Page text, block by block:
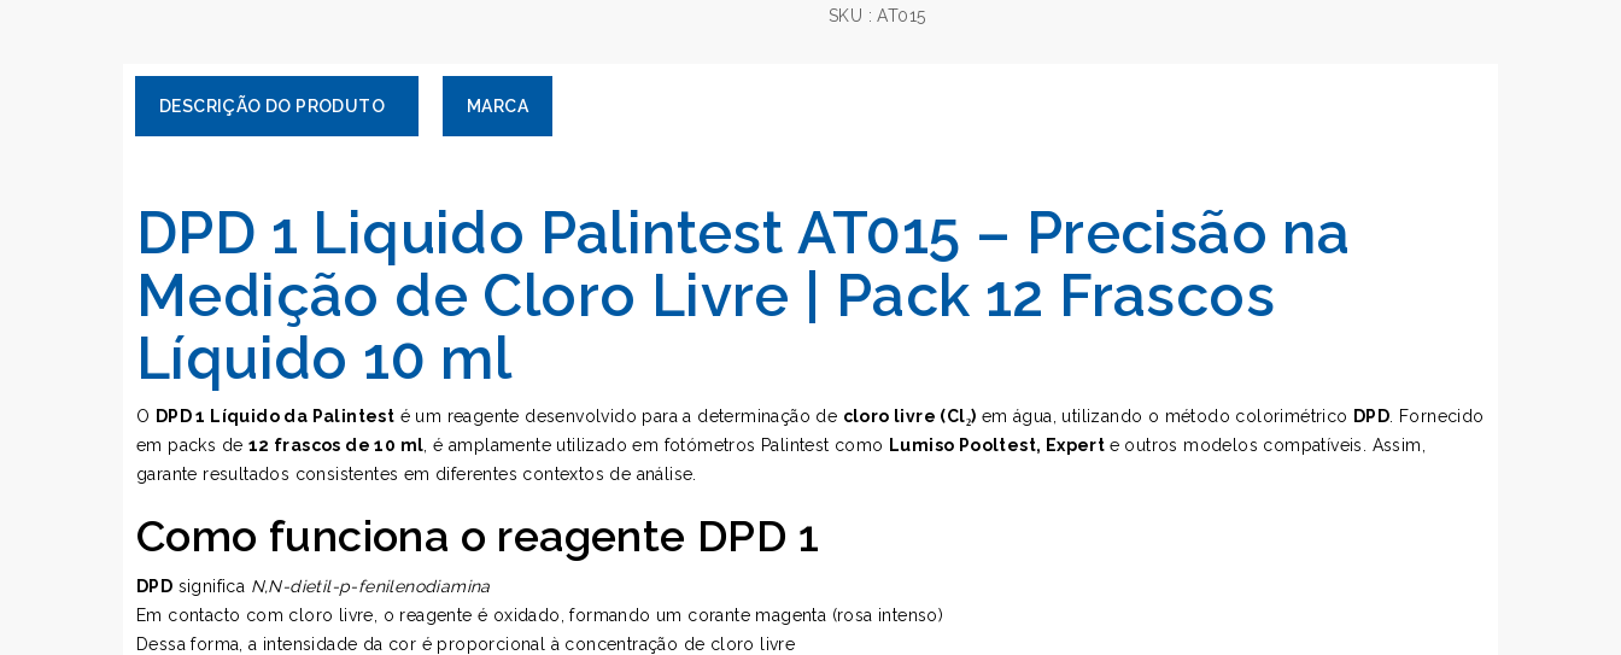
SKU :AT015
MARCA
DPD 1 Liquido Palintest AT015 – Precisão na
Medição de Cloro Livre | Pack 12 Frascos
Líquido 10 ml
O DPD 1 Líquido da Palintest é um reagente desenvolvido para a determinação de cloro livre (Cl₂) em água, utilizando o método colorimétrico DPD . Fornecido
em packs de 12 frascos de 10 ml , é amplamente utilizado em fotómetros Palintest como Lumiso Pooltest, Expert e outros modelos compatíveis. Assim,
garante resultados consistentes em diferentes contextos de análise.
Como funciona o reagente DPD 1
DPD significa N,N-dietil-p-fenilenodiamina
Em contacto com cloro livre, o reagente é oxidado, formando um corante magenta (rosa intenso)
Dessa forma, a intensidade da cor é proporcional à concentração de cloro livre